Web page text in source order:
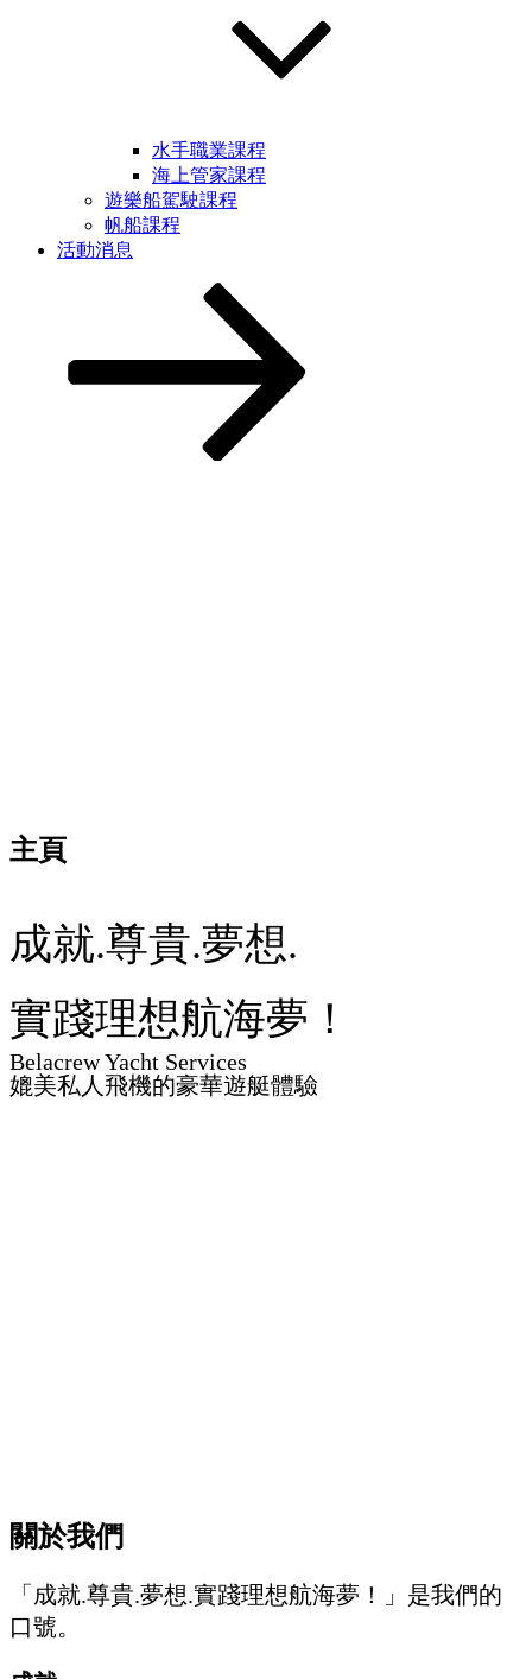
水手職業課程
海上管家課程
遊樂船駕駛課程
帆船課程
活動消息
主頁
成就.尊貴.夢想.
實踐理想航海夢！
Belacrew Yacht Services
媲美私人飛機的豪華遊艇體驗
關於我們
「成就.尊貴.夢想.實踐理想航海夢！」是我們的
口號。